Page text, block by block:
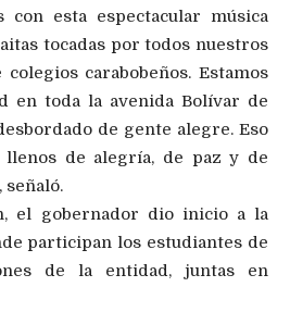
con esta espectacular música
tocadas por todos nuestros
carabobeños. Estamos
en toda la avenida Bolívar de
de gente alegre. Eso
llenos de alegría, de paz y de
señaló.
el gobernador dio inicio a la
participan los estudiantes de
de la entidad, juntas en